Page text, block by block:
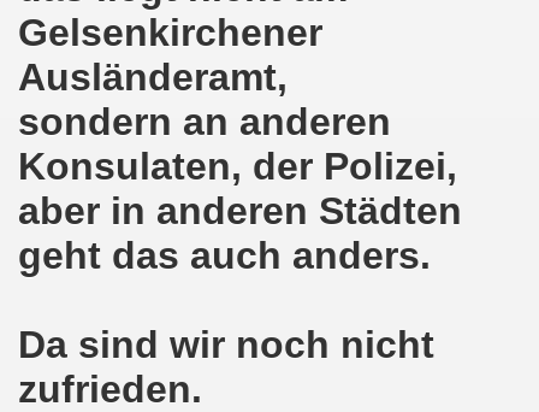
Gelsenkirchener
Ausländeramt,
sondern an anderen
Konsulaten, der Polizei,
aber in anderen Städten
geht das auch anders.
Da sind wir noch nicht
zufrieden.
am 13.10.2018 mit tollem Beitrag in Berlin
Setzen wir gemeinsam ein kämpferisches Zeichen
Montagsdemonstration: Kampf gegen
Bewegung am 01.10.2018 - gegen die
und wichtige Informationen zur 15.
Bewegung in Gelsenkirchen
Beeindruckender Protest am 17.09.2018